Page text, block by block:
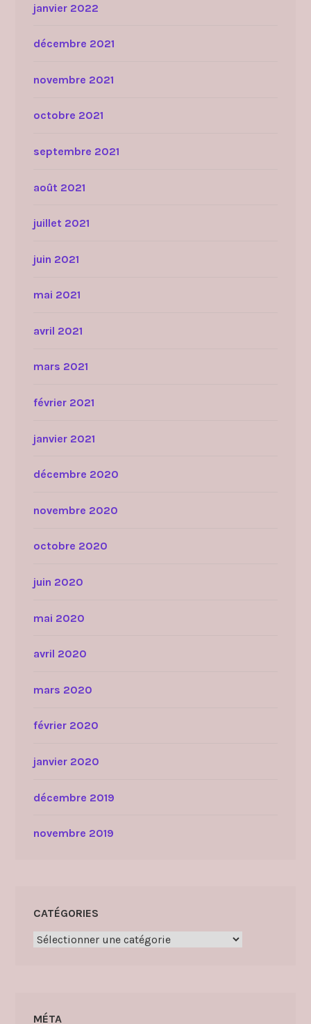
janvier 2022
décembre 2021
novembre 2021
octobre 2021
septembre 2021
août 2021
juillet 2021
juin 2021
mai 2021
avril 2021
mars 2021
février 2021
janvier 2021
décembre 2020
novembre 2020
octobre 2020
juin 2020
mai 2020
avril 2020
mars 2020
février 2020
janvier 2020
décembre 2019
novembre 2019
CATÉGORIES
Catégories
MÉTA